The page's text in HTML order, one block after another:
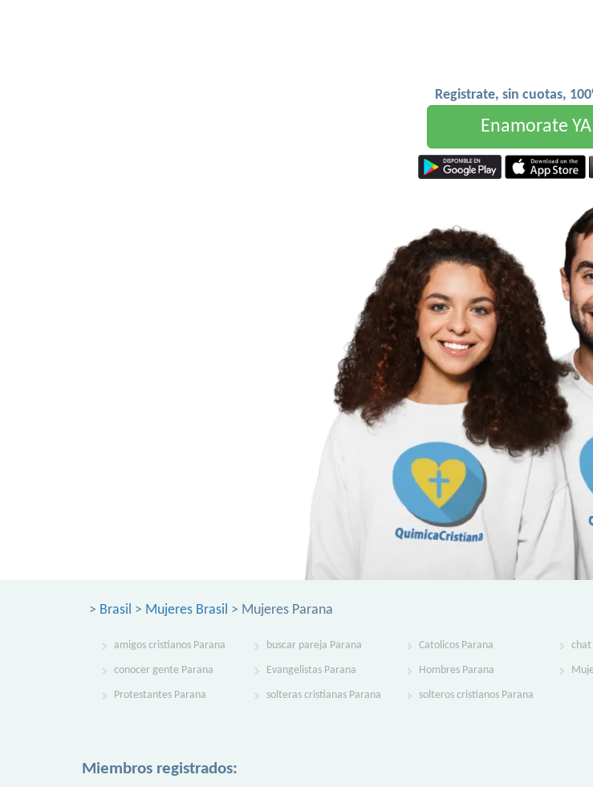
Registrate, sin cuotas,
Enamorate
> Brasil > Mujeres Brasil > Mujeres Parana
amigos cristianos Parana buscar pareja Parana Catolicos Parana chat
conocer gente Parana Evangelistas Parana Hombres Parana
Protestantes Parana solteras cristianas Parana solteros cristianos Parana
Miembros registrados: